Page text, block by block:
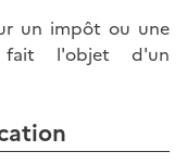
un impôt ou une
l'objet d'un